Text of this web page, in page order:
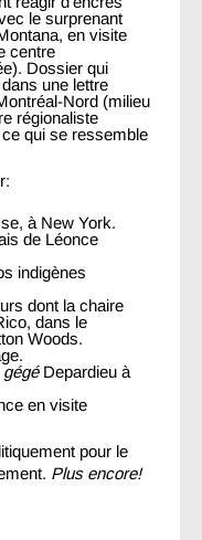
le surprenant
en visite
centre
Dossier qui
une lettre
Nord (milieu
régionaliste
qui se ressemble
à New York.
de Léonce
indigènes
dont la chaire
dans le
Woods.
gégéDepardieu à
en visite
pour le
Plus encore!